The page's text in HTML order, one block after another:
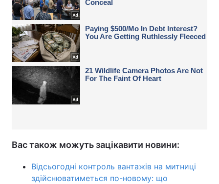
Вас також можуть зацікавити новини:
Відсьогодні контроль вантажів на митниці
здійснюватиметься по-новому: що